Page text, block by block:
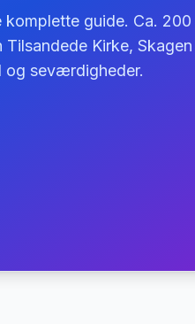
guide. Ca. 200
Kirke,
og seværdigheder.